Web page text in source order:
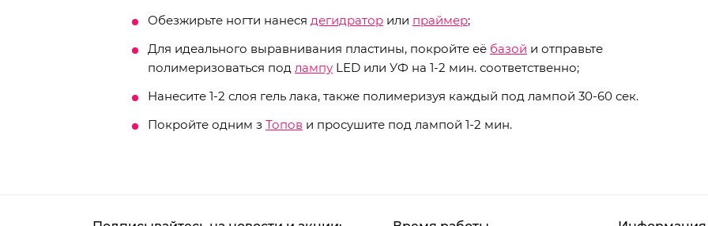
Обезжирьте ногти нанеся дегидратор или праймер;
Для идеального выравнивания пластины, покройте её базой и отправьте
полимеризоваться под лампу LED или УФ на 1-2 мин. соответственно;
Нанесите 1-2 слоя гель лака, также полимеризуя каждый под лампой 30-60 сек.
Покройте одним з Топов и просушите под лампой 1-2 мин.